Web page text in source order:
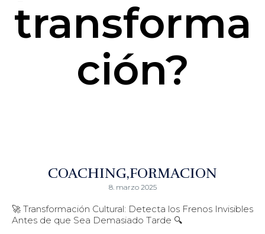
transforma
ción?
COACHING FORMACION
8. marzo 2025
🚀 Transformación Cultural: Detecta los Frenos Invisibles
Antes de que Sea Demasiado Tarde 🔍